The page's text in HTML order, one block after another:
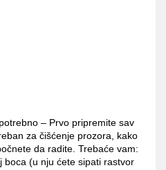
– Prvo pripremite sav
za čišćenje prozora, kako
da radite. Trebaće vam:
boca (u nju ćete sipati rastvor